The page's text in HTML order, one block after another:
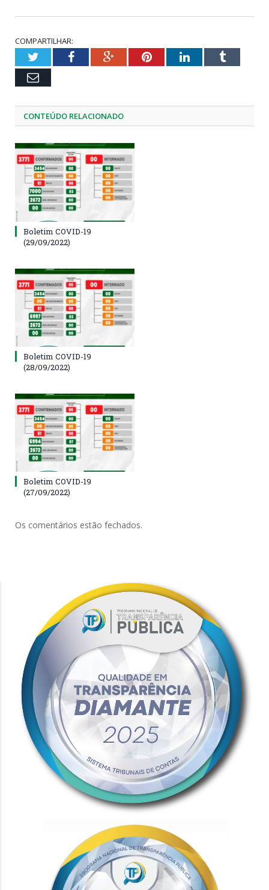
COMPARTILHAR:
TwitterFacebookGoogle+PinterestLinkedInTumblr
Email
CONTEÚDO RELACIONADO
Boletim COVID-19
(29/09/2022)
Boletim COVID-19
(28/09/2022)
Boletim COVID-19
(27/09/2022)
Os comentários estão fechados.